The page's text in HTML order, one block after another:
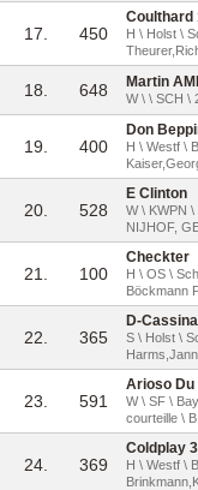
17. 450
Coulthard
H \ Holst \
18. 648 Martin
W \ \ SCH \
19. 400
Don
H \ Westf \
20. 528
E Clinton
W \ KWPN
NIJHOF,
21. 100
Checkter
H \ OS \
Böckmann
22. 365
D-Cassina
S \ Holst \
23. 591
Arioso Du
W \ SF \
courteille \
24. 369
Coldplay
H \ Westf \